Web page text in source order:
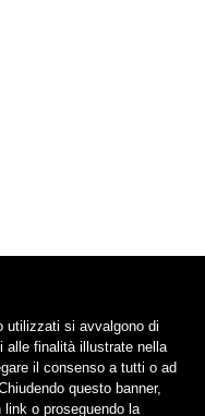
utilizzati si avvalgono di
alle finalità illustrate nella
il consenso a tutti o ad
questo banner,
o proseguendo la